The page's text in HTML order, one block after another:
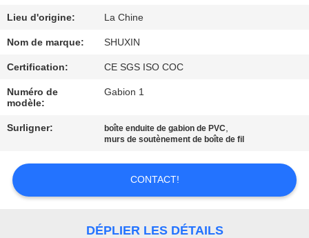
L'USINE
CONTRÔLE
DE
NOUS
CONTACTER
NOUVELLES
Lieu d'origine: La Chine
Nom de marque: SHUXIN
Certification: CE SGS ISO COC
Numéro de
modèle:
Gabion 1
Surligner: boîte enduite de gabion de PVC,
murs de soutènement de boîte de fil
CONTACT!
DÉPLIER LES DÉTAILS